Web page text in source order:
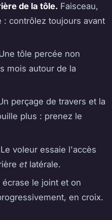
de la tôle. Faisceau,
contrôlez toujours avant
tôle percée non
mois autour de la
perçage de travers et la
plus : prenez le
Le voleur essaie l'accès
etlatérale.
écrase le joint et on
en croix.